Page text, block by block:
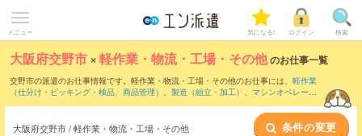
メニュー 気になる! ログイン 検索
大阪府交野市 ×軽作業・物流・工場・その他のお仕事一覧
交野市の派遣のお仕事情報です。軽作業・物流・工場・その他のお仕事には、 軽作業
（仕分け・ピッキング・検品、商品管理） 、 製造（組立・加工） 、 マシンオペレータ
大阪府交野市 / 軽作業・物流・工場・その他 条件の変更